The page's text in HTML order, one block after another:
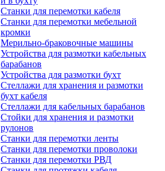
Станки для перемотки кабеля
Станки для перемотки мебельной
кромки
Мерильно-браковочные машины
Устройства для размотки кабельных
барабанов
Устройства для размотки бухт
Стеллажи для хранения и размотки
бухт кабеля
Стеллажи для кабельных барабанов
Стойки для хранения и размотки
рулонов
Станки для перемотки ленты
Станки для перемотки проволоки
Станки для перемотки РВД